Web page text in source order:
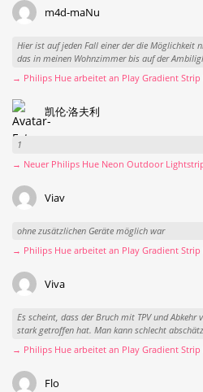
m4d-maNu
Hier ist auf jeden Fall einer der die Möglichkeit
das in meinen Wohnzimmer bis auf der
→ Philips Hue arbeitet an Play Gradient Strip
凯伦·洛夫利
1
→ Neuer Philips Hue Neon Outdoor
Viav
ohne zusätzlichen Geräte möglich war
→ Philips Hue arbeitet an Play Gradient Strip
Viva
Es scheint, dass der Bruch mit TPV und
stark getroffen hat. Man kann schlecht
→ Philips Hue arbeitet an Play Gradient Strip
Flo